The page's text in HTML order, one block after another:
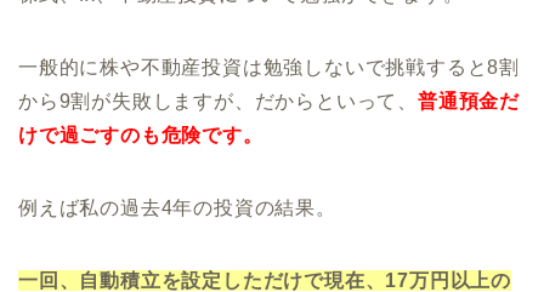
一般的に株や不動産投資は勉強しないで挑戦すると8割
から9割が失敗しますが、だからといって、 普通預金だ
けで過ごすのも危険です。
例えば私の過去4年の投資の結果。
一回、自動積立を設定しただけで現在、17万円以上の